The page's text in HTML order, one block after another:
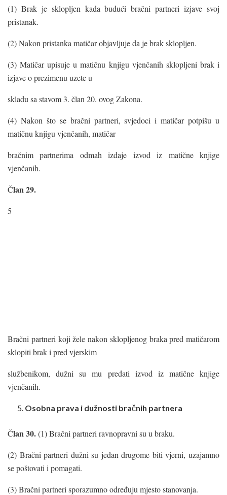
(1) Brak je sklopljen kada budući bračni partneri izjave svoj
pristanak.
(2) Nakon pristanka matičar objavljuje da je brak sklopljen.
(3) Matičar upisuje u matičnu knjigu vjenčanih sklopljeni brak i
izjave o prezimenu uzete u
skladu sa stavom 3. član 20. ovog Zakona.
(4) Nakon što se bračni partneri, svjedoci i matičar potpišu u
matičnu knjigu vjenčanih, matičar
bračnim partnerima odmah izdaje izvod iz matične knjige
vjenčanih.
Član 29.
5
Bračni partneri koji žele nakon sklopljenog braka pred matičarom
sklopiti brak i pred vjerskim
službenikom, dužni su mu predati izvod iz matične knjige
vjenčanih.
Osobna prava i dužnosti bračnih partnera
Član 30.(1) Bračni partneri ravnopravni su u braku.
(2) Bračni partneri dužni su jedan drugome biti vjerni, uzajamno
se poštovati i pomagati.
(3) Bračni partneri sporazumno određuju mjesto stanovanja.